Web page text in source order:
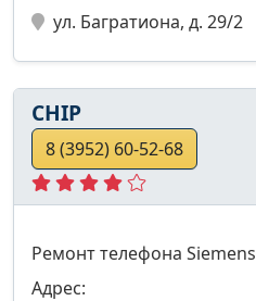
ул. Багратиона, д. 29/2
CHIP
8 (3952) 60-52-68
Ремонт телефона Siemens
Адрес: